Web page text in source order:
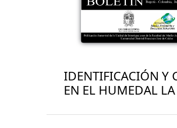
IDENTIFICACIÓN Y
EN EL HUMEDAL LA